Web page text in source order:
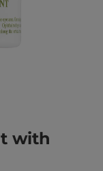
with